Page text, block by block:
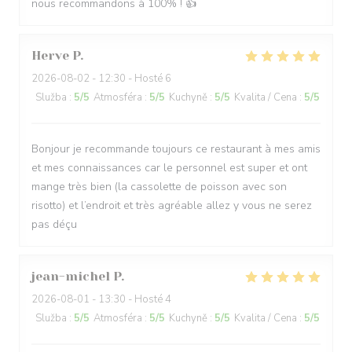
nous recommandons à 100% ! 👍
Herve P
2026-08-02 - 12:30 - Hosté 6
Služba : 5/5 Atmosféra : 5/5 Kuchyně : 5/5 Kvalita / Cena : 5/5
Bonjour je recommande toujours ce restaurant à mes amis
et mes connaissances car le personnel est super et ont
mange très bien (la cassolette de poisson avec son
risotto) et l’endroit et très agréable allez y vous ne serez
pas déçu
jean-michel P
2026-08-01 - 13:30 - Hosté 4
Služba : 5/5 Atmosféra : 5/5 Kuchyně : 5/5 Kvalita / Cena : 5/5